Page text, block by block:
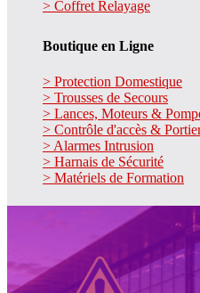
> Coffret Relayage
Boutique en Ligne
> Protection Domestique
> Trousses de Secours
> Lances, Moteurs &
> Contrôle d'accès &
> Alarmes Intrusion
> Harnais de Sécurité
> Matériels de Formation